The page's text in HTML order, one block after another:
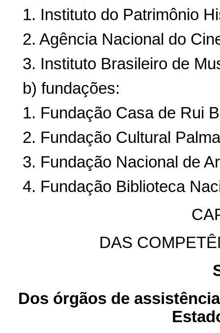
1. Instituto do Patrimônio
2. Agência Nacional do
3. Instituto Brasileiro de
b) fundações:
1. Fundação Casa de Rui
2. Fundação Cultural
3. Fundação Nacional de
4. Fundação Biblioteca
DAS
Dos órgãos de